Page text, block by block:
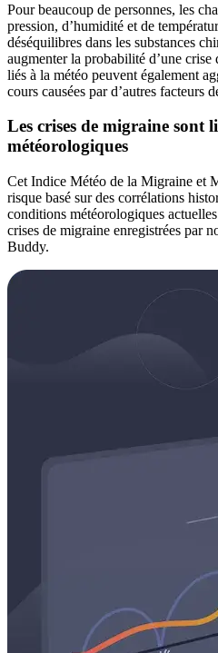
Pour beaucoup de personnes, les
pression, d’humidité et de
déséquilibres dans les substances
augmenter la probabilité d’une
liés à la météo peuvent également
cours causées par d’autres facteurs
Les crises de migraine sont
météorologiques
Cet Indice Météo de la Migraine et
risque basé sur des corrélations
conditions météorologiques
crises de migraine enregistrées par
Buddy.